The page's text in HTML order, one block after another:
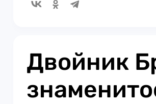
Двойник